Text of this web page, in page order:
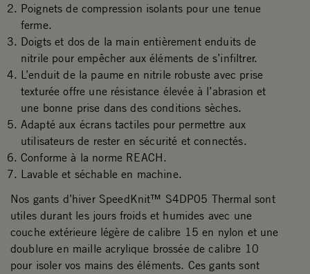
Poignets de compression isolants pour une tenue
ferme.
Doigts et dos de la main entièrement enduits de
nitrile pour empêcher aux éléments de s’infiltrer.
L’enduit de la paume en nitrile robuste avec prise
texturée offre une résistance élevée à l’abrasion et
une bonne prise dans des conditions sèches.
Adapté aux écrans tactiles pour permettre aux
utilisateurs de rester en sécurité et connectés.
Conforme à la norme REACH.
Lavable et séchable en machine.
Nos gants d’hiver SpeedKnit™ S4DP05 Thermal sont
utiles durant les jours froids et humides avec une
couche extérieure légère de calibre 15 en nylon et une
doublure en maille acrylique brossée de calibre 10
pour isoler vos mains des éléments. Ces gants sont